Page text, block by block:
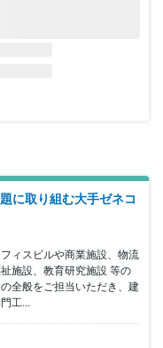
に取り組む大手ゼネコ
ィスビルや商業施設、物流
施設、教育研究施設 等の
全般をご担当いただき、建
工...